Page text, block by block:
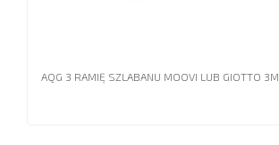
AQG 3 RAMIĘ SZLABANU MOOVI LUB GIOTTO 3M